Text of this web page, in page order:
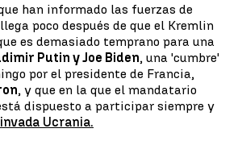
han informado las fuerzas de
poco después de que el Kremlin
es demasiado temprano para una
Putin y Joe Biden, una 'cumbre'
por el presidente de Francia,
, y que en la que el mandatario
dispuesto a participar siempre y
Ucrania.